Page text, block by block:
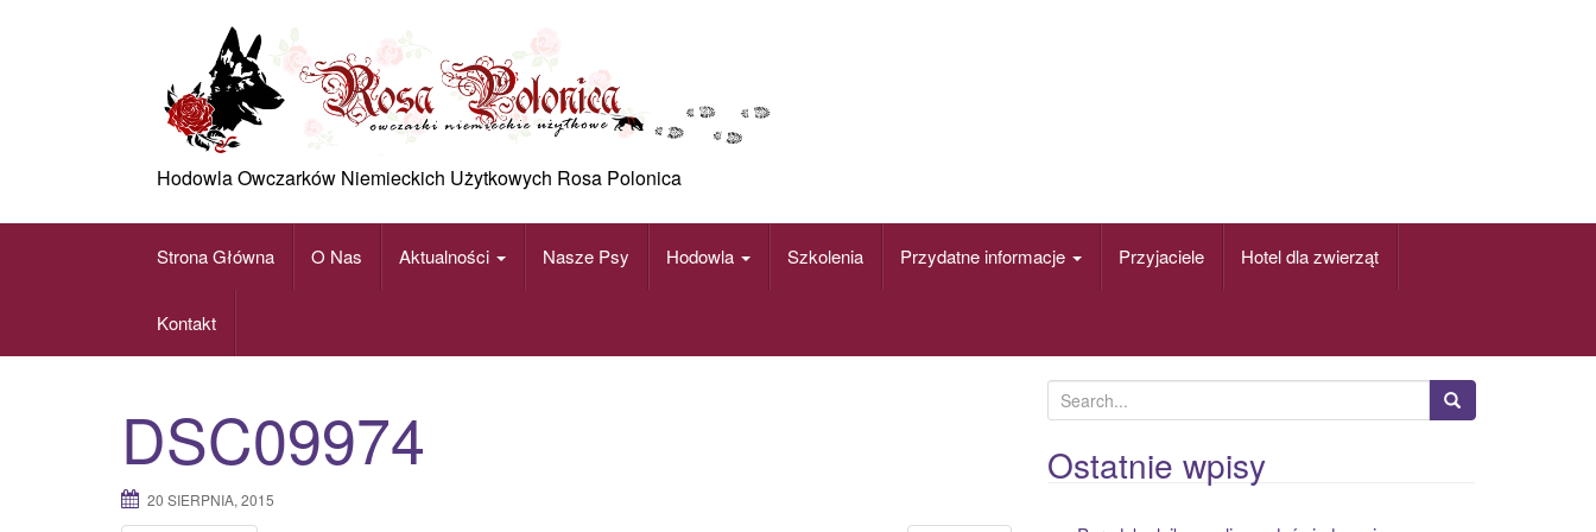
Hodowla Owczarków Niemieckich Użytkowych Rosa Polonica
Strona Główna O Nas Aktualności Nasze Psy Hodowla Szkolenia Przydatne informacje Przyjaciele Hotel dla zwierząt
Kontakt
DSC09974
20 SIERPNIA, 2015
e
a
r
Ostatnie wpisy